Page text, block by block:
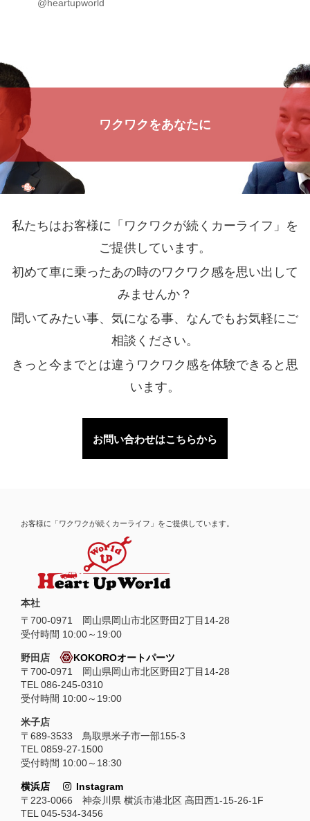
@heartupworld
ワクワクをあなたに
私たちはお客様に「ワクワクが続くカーライフ」を
ご提供しています。
初めて車に乗ったあの時のワクワク感を思い出して
みませんか？
聞いてみたい事、気になる事、なんでもお気軽にご
相談ください。
きっと今までとは違うワクワク感を体験できると思
います。
お問い合わせはこちらから
お客様に「ワクワクが続くカーライフ」をご提供しています。
本社
〒 700-0971 岡山県岡山市北区野田2丁目14-28
受付時間 10:00～19:00
野田店
KOKOROオートパーツ
〒700-0971 岡山県岡山市北区野田2丁目14-28
TEL 086-245-0310
受付時間 10:00～19:00
米子店
〒689-3533 鳥取県米子市一部155-3
TEL 0859-27-1500
受付時間 10:00～18:30
横浜店
Instagram
〒223-0066 神奈川県 横浜市港北区 高田西1-15-26-1F
TEL 045-534-3456